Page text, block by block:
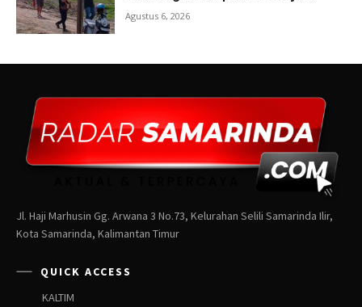
Jl. Haji Marhusin Gg. Arwana 3 No.73, Kelurahan Selili Samarinda Ilir,
Kota Samarinda, Kalimantan Timur
QUICK ACCESS
KALTIM